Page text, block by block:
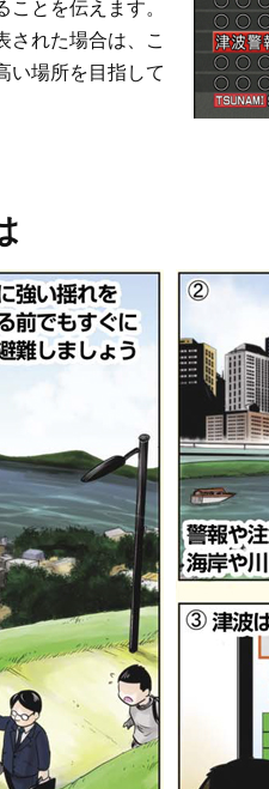
とを伝えます。
された場合は、こ
い場所を目指して